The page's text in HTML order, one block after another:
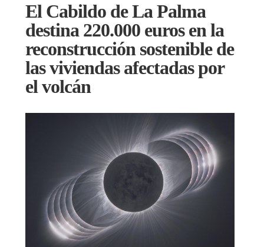
El Cabildo de La Palma
destina 220.000 euros en la
reconstrucción sostenible de
las viviendas afectadas por
el volcán